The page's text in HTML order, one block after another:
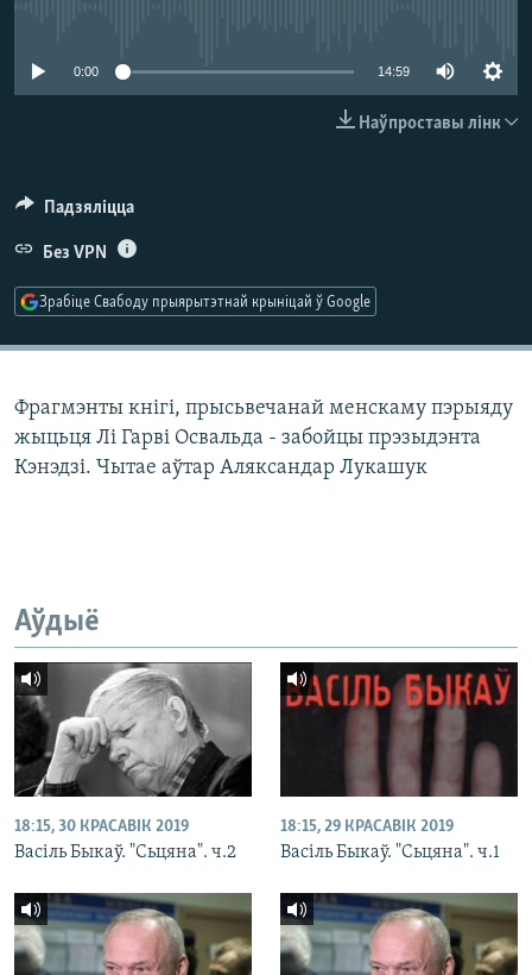
0:00 14:59
Наўпроставы лінк
Падзяліцца
Без VPN
Зрабіце Свабоду прыярытэтнай крыніцай ў Google
Фрагмэнты кнігі, прысьвечанай менскаму пэрыяду
жыцьця Лі Гарві Освальда - забойцы прэзыдэнта
Кэнэдзі. Чытае аўтар Аляксандар Лукашук
Аўдыё
18:15, 30 КРАСАВІК 2019
Васіль Быкаў. "Сьцяна". ч.2
18:15, 29 КРАСАВІК 2019
Васіль Быкаў. "Сьцяна". ч.1